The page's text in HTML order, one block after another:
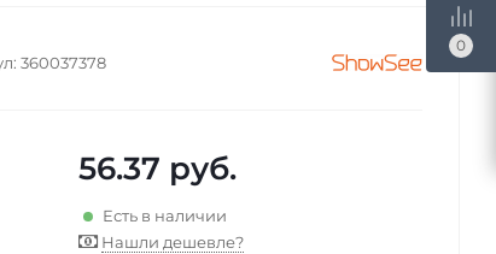
360037378
56.37 руб.
Есть в наличии
Нашли дешевле?
0